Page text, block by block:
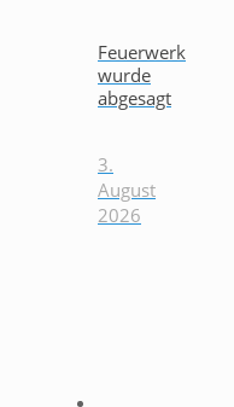
Feuerwerk
wurde
abgesagt
3.
August
2026